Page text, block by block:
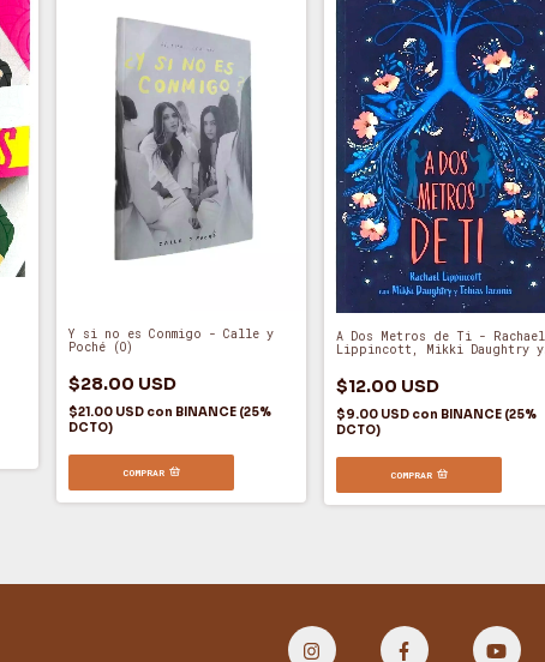
Y si no es Conmigo - Calle y
Poché (O)
$28.00 USD
$21.00 USD con BINANCE (25%
DCTO)
COMPRAR
A Dos Metros de Ti - Rachael
Lippincott, Mikki Daughtry y
$12.00 USD
$9.00 USD con BINANCE (25%
DCTO)
COMPRAR